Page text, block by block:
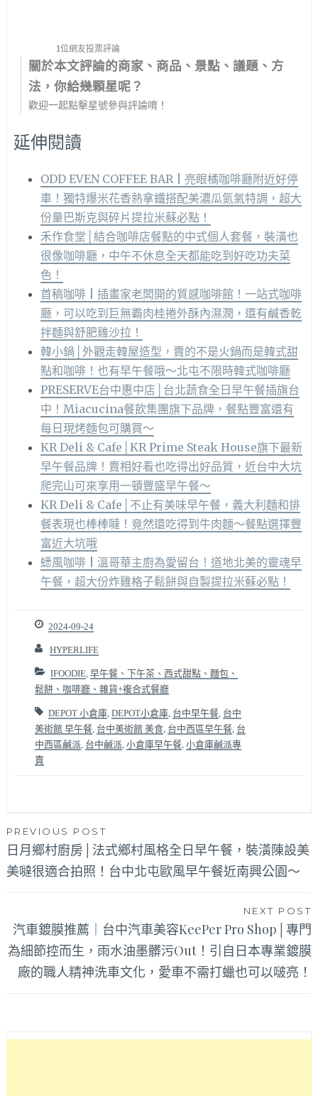
1位網友投票評論
關於本文評論的商家、商品、景點、議題、方
法，你給幾顆星呢？
歡迎一起點擊星號參與評論唷！
延伸閱讀
ODD EVEN COFFEE BAR | 亮眼橘咖啡廳附近好停
車！獨特爆米花香熱拿鐵搭配美濃瓜氮氣特調，超大
份量巴斯克與碎片提拉米蘇必點！
禾作食堂│結合咖啡店餐點的中式個人套餐，裝潢也
很像咖啡廳，中午不休息全天都能吃到好吃功夫菜
色！
首稿咖啡 | 插畫家老闆開的質感咖啡館！一站式咖啡
廳，可以吃到巨無霸肉桂捲外酥內濕潤，還有鹹香乾
拌麵與舒肥雞沙拉！
韓小鍋│外觀走韓屋造型，賣的不是火鍋而是韓式甜
點和咖啡！也有早午餐哦～北屯不限時韓式咖啡廳
PRESERVE台中惠中店│台北蔬食全日早午餐插旗台
中！Miacucina餐飲集團旗下品牌，餐點豐富還有
每日現烤麵包可購買～
KR Deli & Cafe│KR Prime Steak House旗下最新
早午餐品牌！賣相好看也吃得出好品質，近台中大坑
爬完山可來享用一頓豐盛早午餐～
KR Deli & Cafe│不止有美味早午餐，義大利麵和排
餐表現也棒棒噠！竟然還吃得到牛肉麵～餐點選擇豐
富近大坑哦
蟋風咖啡 | 溫哥華主廚為愛留台！道地北美的靈魂早
午餐，超大份炸雞格子鬆餅與自製提拉米蘇必點！
2024-09-24
HYPERLIFE
IFOODIE, 早午餐、下午茶、西式甜點、麵包、
鬆餅、咖啡廳、雜貨+複合式餐廳
DEPOT 小倉庫, DEPOT小倉庫, 台中早午餐, 台中
美術館 早午餐, 台中美術館 美食, 台中西區早午餐, 台
中西區鹹派, 台中鹹派, 小倉庫早午餐, 小倉庫鹹派專
賣
文
章
PREVIOUS POST
日月鄉村廚房│法式鄉村風格全日早午餐，裝潢陳設美
美噠很適合拍照！台中北屯歐風早午餐近南興公園～
NEXT POST
汽車鍍膜推薦｜台中汽車美容KeePer Pro Shop│專門
為細節控而生，雨水油墨髒污Out！引自日本專業鍍膜
廠的職人精神洗車文化，愛車不需打蠟也可以啵亮！